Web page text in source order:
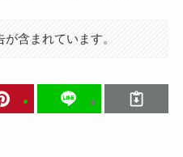
含まれています。